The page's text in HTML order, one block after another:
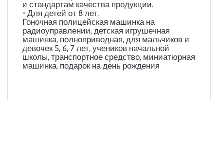
и стандартам качества продукции.
• Для детей от 8 лет.
Гоночная полицейская машинка на
радиоуправлении, детская игрушечная
машинка, полноприводная, для мальчиков и
девочек 5, 6, 7 лет, учеников начальной
школы, транспортное средство, миниатюрная
машинка, подарок на день рождения